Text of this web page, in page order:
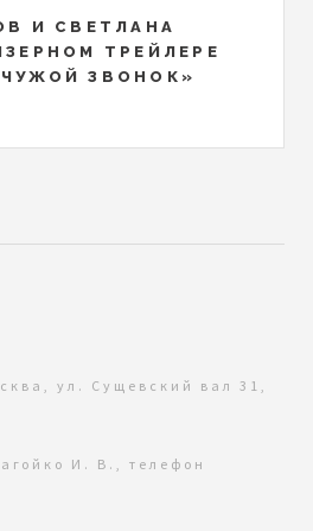
И СВЕТЛАНА
ТРЕЙЛЕРЕ
ЗВОНОК»
ул. Сущевский вал 31,
И. В., телефон